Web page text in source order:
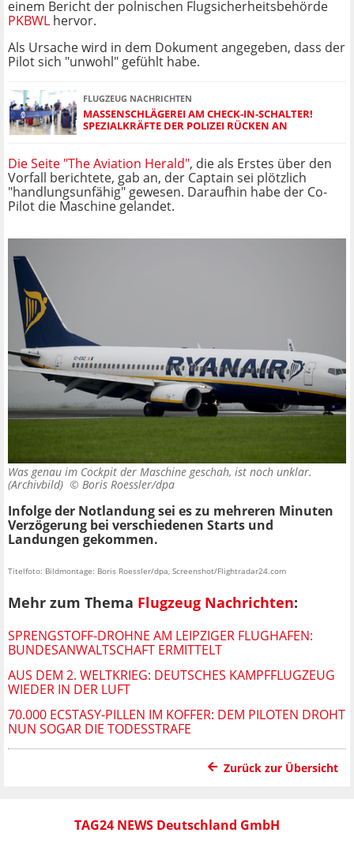
einem Bericht der polnischen Flugsicherheitsbehörde
PKBWL hervor.
Als Ursache wird in dem Dokument angegeben, dass der
Pilot sich "unwohl" gefühlt habe.
FLUGZEUG NACHRICHTEN
MASSENSCHLÄGEREI AM CHECK-IN-SCHALTER!
SPEZIALKRÄFTE DER POLIZEI RÜCKEN AN
Die Seite "The Aviation Herald", die als Erstes über den
Vorfall berichtete, gab an, der Captain sei plötzlich
"handlungsunfähig" gewesen. Daraufhin habe der Co-
Pilot die Maschine gelandet.
Was genau im Cockpit der Maschine geschah, ist noch unklar.
(Archivbild) © Boris Roessler/dpa
Infolge der Notlandung sei es zu mehreren Minuten
Verzögerung bei verschiedenen Starts und
Landungen gekommen.
Titelfoto: Bildmontage: Boris Roessler/dpa, Screenshot/Flightradar24.com
Mehr zum Thema Flugzeug Nachrichten:
SPRENGSTOFF-DROHNE AM LEIPZIGER FLUGHAFEN:
BUNDESANWALTSCHAFT ERMITTELT
AUS DEM 2. WELTKRIEG: DEUTSCHES KAMPFFLUGZEUG
WIEDER IN DER LUFT
70.000 ECSTASY-PILLEN IM KOFFER: DEM PILOTEN DROHT
NUN SOGAR DIE TODESSTRAFE
Zurück zur Übersicht
TAG24 NEWS Deutschland GmbH